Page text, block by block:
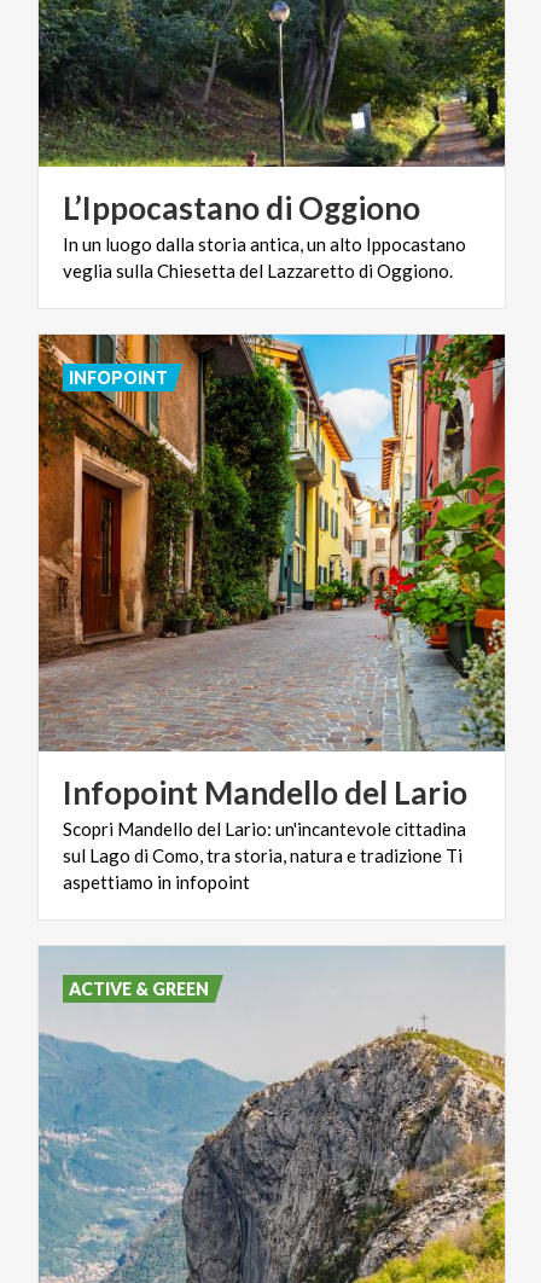
L’Ippocastanodi Oggiono
Inun luogo dallastoriaantica,unalto Ippocastano
vegliasullaChiesettadel Lazzaretto diOggiono.
Infopoint Mandellodel Lario
Scopri Mandello del Lario: un'incantevole cittadina
sul Lago di Como, tra storia, natura e tradizione Ti
aspettiamo in infopoint
INFOPOINT
ACTIVE & GREEN